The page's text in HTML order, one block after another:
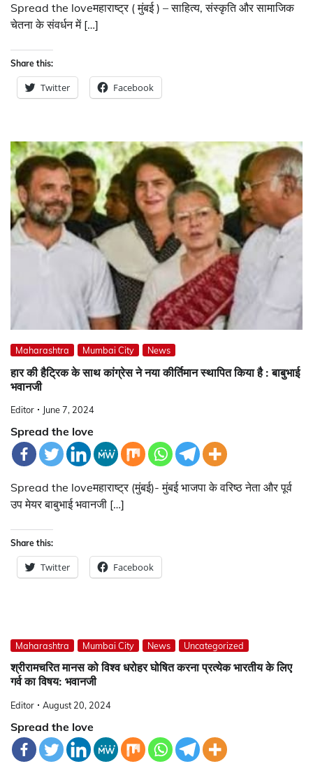
Spread the loveमहाराष्ट्र ( मुंबई ) – साहित्य, संस्कृति और सामाजिक
चेतना के संवर्धन में […]
Share this:
Twitter Facebook
Maharashtra Mumbai City News
हार की हैट्रिक के साथ कांग्रेस ने नया कीर्तिमान स्थापित किया है : बाबुभाई
भवानजी
Editor June 7, 2024
Spread the love
Spread the loveमहाराष्ट्र (मुंबई)- मुंबई भाजपा के वरिष्ठ नेता और पूर्व
उप मेयर बाबुभाई भवानजी […]
Share this:
Twitter Facebook
Maharashtra Mumbai City News Uncategorized
श्रीरामचरित मानस को विश्व धरोहर घोषित करना प्रत्येक भारतीय के लिए
गर्व का विषय: भवानजी
Editor August 20, 2024
Spread the love